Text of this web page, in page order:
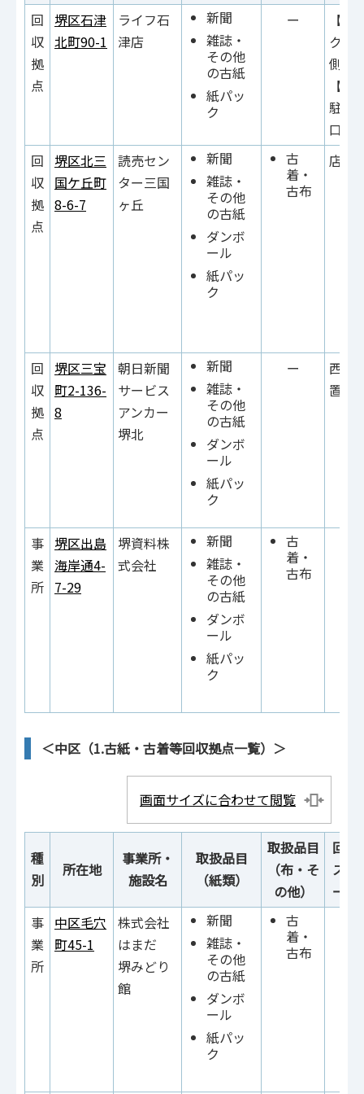
回
収
拠
点
堺区石津
北町90-1
ライフ石
津店
新聞
雑誌・
その他
の古紙
紙パッ
ク
ー
【紙
ク】
側入
【そ
駐車
口横
回
収
拠
点
堺区北三
国ケ丘町
8-6-7
読売セン
ター三国
ヶ丘
新聞
雑誌・
その他
の古紙
ダンボ
ール
紙パッ
ク
古
着・
古布
店内
回
収
拠
点
堺区三宝
町2-136-
8
朝日新聞
サービス
アンカー
堺北
新聞
雑誌・
その他
の古紙
ダンボ
ール
紙パッ
ク
ー
西側
置き
事
業
所
堺区出島
海岸通4-
7-29
堺資料株
式会社
新聞
雑誌・
その他
の古紙
ダンボ
ール
紙パッ
ク
古
着・
古布
＜中区（1.古紙・古着等回収拠点一覧）＞
画面サイズに合わせて閲覧
種
別
所在地
事業所・
施設名
取扱品目
（紙類）
取扱品目
（布・そ
の他）
回収
ス・
ー設
事
業
所
中区毛穴
町45-1
株式会社
はまだ
堺みどり
館
新聞
雑誌・
その他
の古紙
ダンボ
ール
紙パッ
ク
古
着・
古布